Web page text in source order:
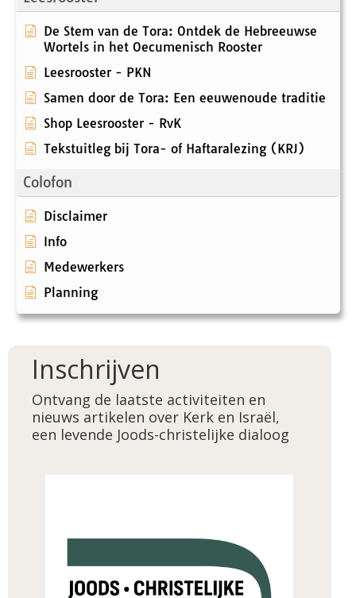
De Stem van de Tora: Ontdek de Hebreeuwse
Wortels in het Oecumenisch Rooster
Leesrooster - PKN
Samen door de Tora: Een eeuwenoude traditie
Shop Leesrooster - RvK
Tekstuitleg bij Tora- of Haftaralezing (KRJ)
Colofon
Disclaimer
Info
Medewerkers
Planning
Inschrijven
Ontvang de laatste activiteiten en
nieuws artikelen over Kerk en Israël,
een levende Joods-christelijke dialoog